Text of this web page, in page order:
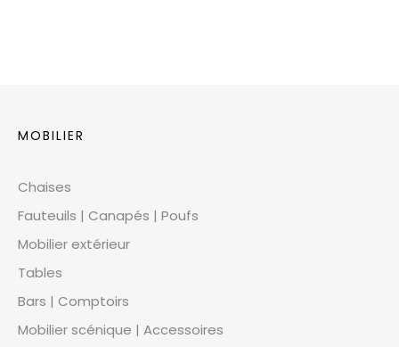
MOBILIER
Chaises
Fauteuils | Canapés | Poufs
Mobilier extérieur
Tables
Bars | Comptoirs
Mobilier scénique | Accessoires